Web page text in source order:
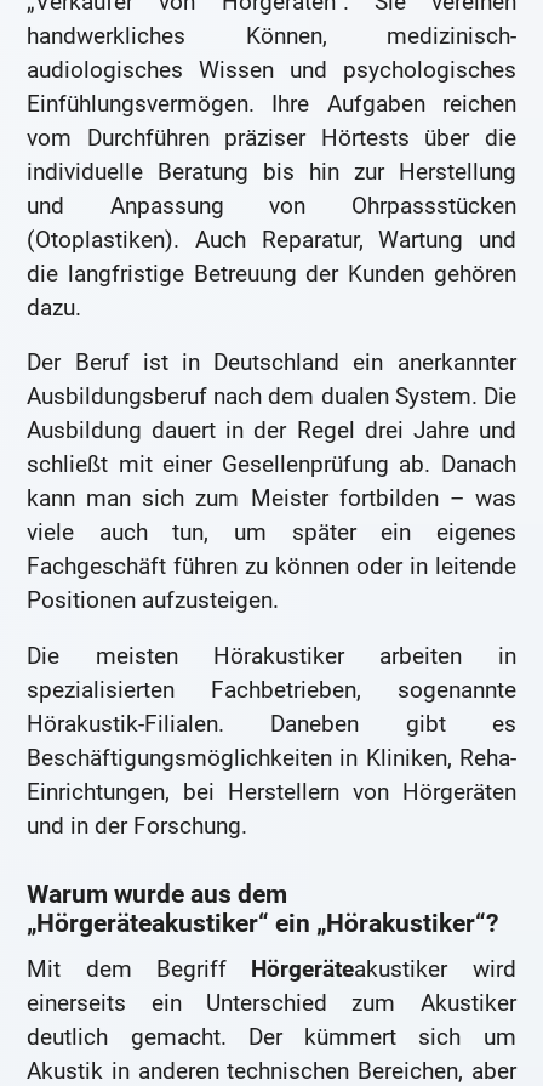
handwerkliches Können, medizinisch-
audiologisches Wissen und psychologisches
Einfühlungsvermögen. Ihre Aufgaben reichen
vom Durchführen präziser Hörtests über die
individuelle Beratung bis hin zur Herstellung
und Anpassung von Ohrpassstücken
(Otoplastiken). Auch Reparatur, Wartung und
die langfristige Betreuung der Kunden gehören
dazu.
Der Beruf ist in Deutschland ein anerkannter
Ausbildungsberuf nach dem dualen System. Die
Ausbildung dauert in der Regel drei Jahre und
schließt mit einer Gesellenprüfung ab. Danach
kann man sich zum Meister fortbilden – was
viele auch tun, um später ein eigenes
Fachgeschäft führen zu können oder in leitende
Positionen aufzusteigen.
Die meisten Hörakustiker arbeiten in
spezialisierten Fachbetrieben, sogenannte
Hörakustik-Filialen. Daneben gibt es
Beschäftigungsmöglichkeiten in Kliniken, Reha-
Einrichtungen, bei Herstellern von Hörgeräten
und in der Forschung.
Warum wurde aus dem
„Hörgeräteakustiker“ ein „Hörakustiker“?
Mit dem Begriff Hörgeräteakustiker wird
einerseits ein Unterschied zum Akustiker
deutlich gemacht. Der kümmert sich um
Akustik in anderen technischen Bereichen, aber